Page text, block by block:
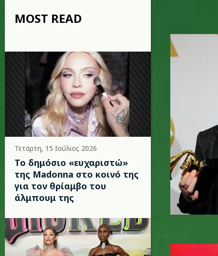
MOST READ
Τετάρτη, 15 Ιούλιος 2026
Το δημόσιο «ευχαριστώ»
της Madonna στο κοινό της
για τον θρίαμβο του
άλμπουμ της